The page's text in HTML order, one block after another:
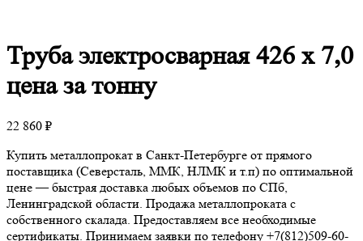
Трубаэлектросварная 426 х 7,0
цена за тонну
22 860 ₽
Купить металлопрокат в Санкт-Петербурге от прямого
поставщика (Северсталь, ММК, НЛМК и т.п) по оптимальной
цене — быстрая доставка любых объемов по СПб,
Ленинградской области. Продажа металлопроката с
собственного скалада. Предоставляем все необходимые
сертификаты. Принимаем заявки по телефону +7(812)509-60-